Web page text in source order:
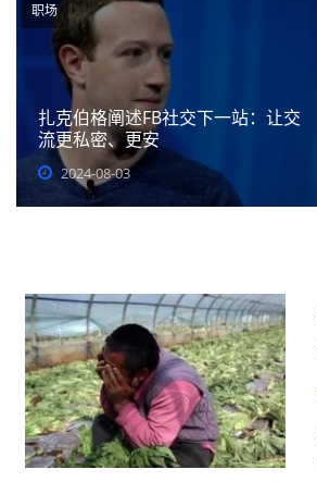
职场
扎克伯格阐述FB社交下一站：让交
流更私密、更安
2024-08-03